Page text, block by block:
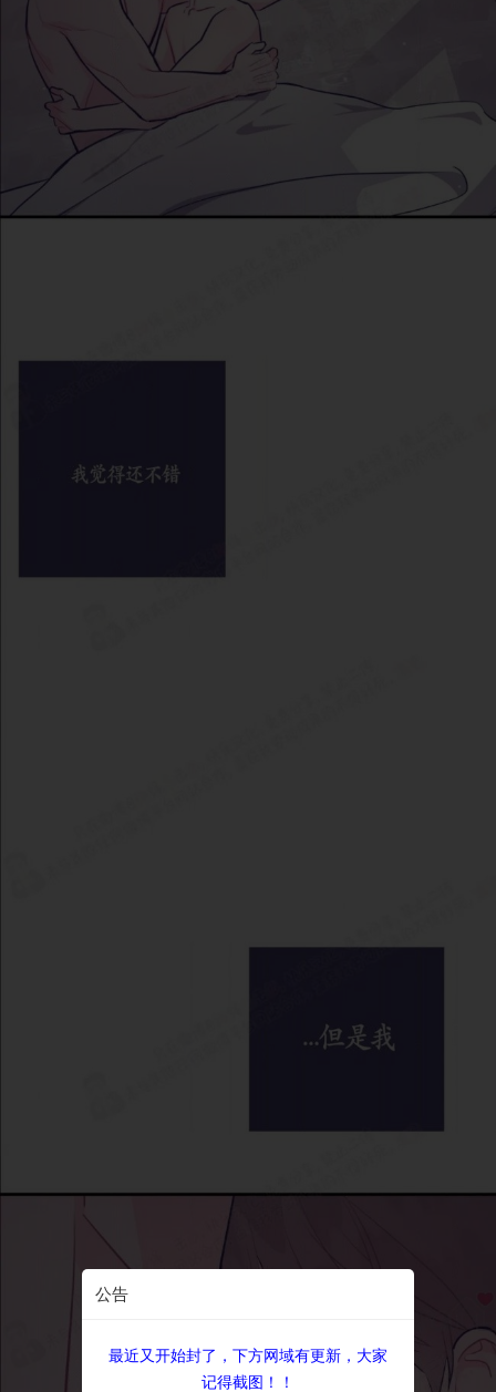
公告
最近又开始封了，下方网域有更新，大家
记得截图！！